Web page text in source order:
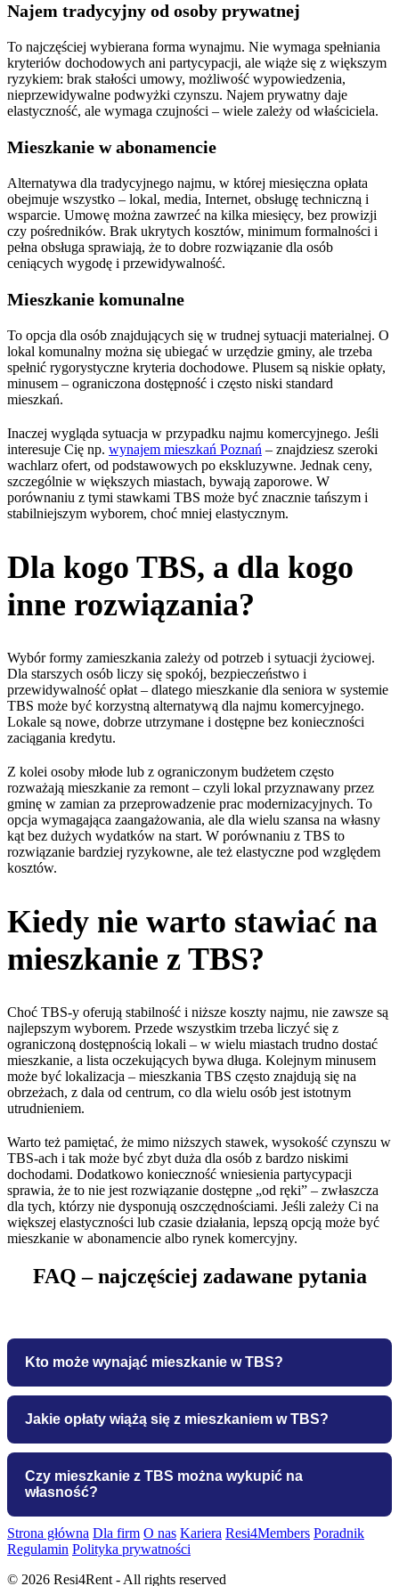
Najem tradycyjny od osoby prywatnej
To najczęściej wybierana forma wynajmu. Nie wymaga spełniania
kryteriów dochodowych ani partycypacji, ale wiąże się z większym
ryzykiem: brak stałości umowy, możliwość wypowiedzenia,
nieprzewidywalne podwyżki czynszu. Najem prywatny daje
elastyczność, ale wymaga czujności – wiele zależy od właściciela.
Mieszkanie w abonamencie
Alternatywa dla tradycyjnego najmu, w której miesięczna opłata
obejmuje wszystko – lokal, media, Internet, obsługę techniczną i
wsparcie. Umowę można zawrzeć na kilka miesięcy, bez prowizji
czy pośredników. Brak ukrytych kosztów, minimum formalności i
pełna obsługa sprawiają, że to dobre rozwiązanie dla osób
ceniących wygodę i przewidywalność.
Mieszkanie komunalne
To opcja dla osób znajdujących się w trudnej sytuacji materialnej. O
lokal komunalny można się ubiegać w urzędzie gminy, ale trzeba
spełnić rygorystyczne kryteria dochodowe. Plusem są niskie opłaty,
minusem – ograniczona dostępność i często niski standard
mieszkań.
Inaczej wygląda sytuacja w przypadku najmu komercyjnego. Jeśli
interesuje Cię np. wynajem mieszkań Poznań – znajdziesz szeroki
wachlarz ofert, od podstawowych po ekskluzywne. Jednak ceny,
szczególnie w większych miastach, bywają zaporowe. W
porównaniu z tymi stawkami TBS może być znacznie tańszym i
stabilniejszym wyborem, choć mniej elastycznym.
Dla kogo TBS, a dla kogo
inne rozwiązania?
Wybór formy zamieszkania zależy od potrzeb i sytuacji życiowej.
Dla starszych osób liczy się spokój, bezpieczeństwo i
przewidywalność opłat – dlatego mieszkanie dla seniora w systemie
TBS może być korzystną alternatywą dla najmu komercyjnego.
Lokale są nowe, dobrze utrzymane i dostępne bez konieczności
zaciągania kredytu.
Z kolei osoby młode lub z ograniczonym budżetem często
rozważają mieszkanie za remont – czyli lokal przyznawany przez
gminę w zamian za przeprowadzenie prac modernizacyjnych. To
opcja wymagająca zaangażowania, ale dla wielu szansa na własny
kąt bez dużych wydatków na start. W porównaniu z TBS to
rozwiązanie bardziej ryzykowne, ale też elastyczne pod względem
kosztów.
Kiedy nie warto stawiać na
mieszkanie z TBS?
Choć TBS-y oferują stabilność i niższe koszty najmu, nie zawsze są
najlepszym wyborem. Przede wszystkim trzeba liczyć się z
ograniczoną dostępnością lokali – w wielu miastach trudno dostać
mieszkanie, a lista oczekujących bywa długa. Kolejnym minusem
może być lokalizacja – mieszkania TBS często znajdują się na
obrzeżach, z dala od centrum, co dla wielu osób jest istotnym
utrudnieniem.
Warto też pamiętać, że mimo niższych stawek, wysokość czynszu w
TBS-ach i tak może być zbyt duża dla osób z bardzo niskimi
dochodami. Dodatkowo konieczność wniesienia partycypacji
sprawia, że to nie jest rozwiązanie dostępne „od ręki” – zwłaszcza
dla tych, którzy nie dysponują oszczędnościami. Jeśli zależy Ci na
większej elastyczności lub czasie działania, lepszą opcją może być
mieszkanie w abonamencie albo rynek komercyjny.
FAQ – najczęściej zadawane pytania
Kto może wynająć mieszkanie w TBS?
Z mieszkań TBS mogą skorzystać osoby fizyczne,
Warunkiem jest również nieposiadanie innej
wnieść partycypację, czyli wkład własny w koszty
budowy.
Jakie opłaty wiążą się z mieszkaniem w TBS?
Mieszkania TBS nie są bezczynszowe i wymagają
regularnego opłacania czynszu, którego stawki są
niższe niż w najmie komercyjnym. Przed
zamieszkaniem konieczne jest wniesienie partycypacji,
czyli udziału w kosztach budowy lokalu. Wysokość
Czy mieszkanie z TBS można wykupić na
własność?
Co do zasady mieszkań TBS nie można kupić,
Strona główna Dla firm O nas Kariera Resi4Members Poradnik
Regulamin Polityka prywatności
© 2026 Resi4Rent - All rights reserved